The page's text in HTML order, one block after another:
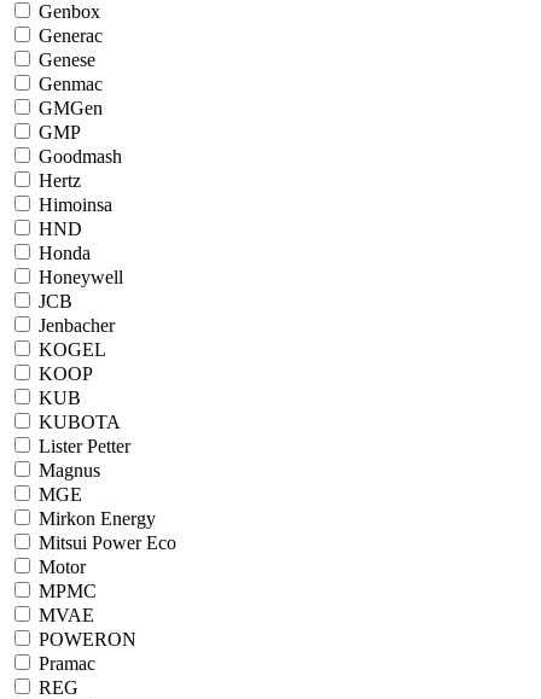
Genbox
Generac
Genese
Genmac
GMGen
GMP
Goodmash
Hertz
Himoinsa
HND
Honda
Honeywell
JCB
Jenbacher
KOGEL
KOOP
KUB
KUBOTA
Lister Petter
Magnus
MGE
Mirkon Energy
Mitsui Power Eco
Motor
MPMC
MVAE
POWERON
Pramac
REG